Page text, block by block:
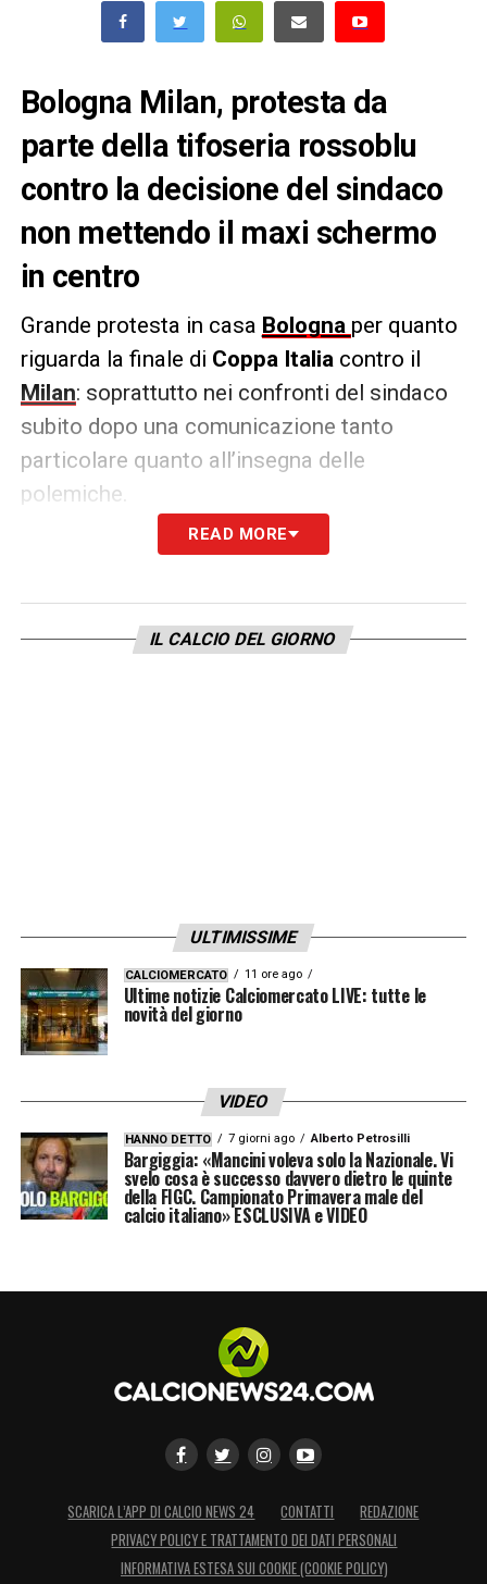
Bologna Milan, protesta da
parte della tifoseria rossoblu
contro la decisione del sindaco
non mettendo il maxi schermo
in centro
Grande protesta in casa Bologna per quanto
riguarda la finale di Coppa Italia contro il
Milan: soprattutto nei confronti del sindaco
subito dopo una comunicazione tanto
particolare quanto all’insegna delle
polemiche.
Infatti il sindaco Lepore ha negato la
fatto infuriare (e non poco) la tifoseria
READ MORE
IL CALCIO DEL GIORNO
ULTIMISSIME
CALCIOMERCATO 11 ore ago
Ultime notizie Calciomercato LIVE: tutte le
novità del giorno
VIDEO
HANNO DETTO 7 giorni ago Alberto Petrosilli
Bargiggia: «Mancini voleva solo la Nazionale. Vi
svelo cosa è successo davvero dietro le quinte
della FIGC. Campionato Primavera male del
calcio italiano» ESCLUSIVA e VIDEO
SCARICA L’APP DI CALCIO NEWS 24 CONTATTI
REDAZIONE
PRIVACY POLICY E TRATTAMENTO DEI DATI PERSONALI
INFORMATIVA ESTESA SUI COOKIE (COOKIE POLICY)